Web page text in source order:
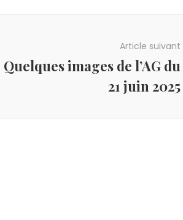
Article suivant
Quelques images de l’AG du
21 juin 2025